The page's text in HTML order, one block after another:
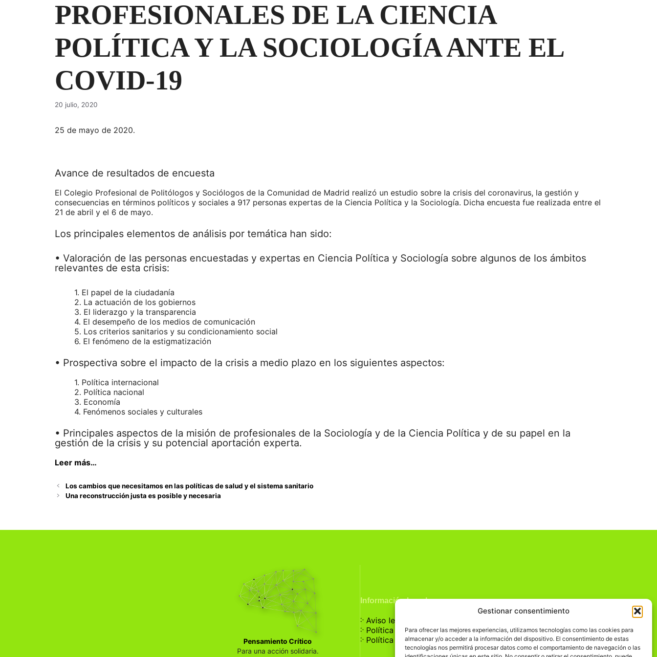
Gestionar consentimiento
Para ofrecer las mejores experiencias, utilizamos tecnologías como las cookies para
almacenar y/o acceder a la información del dispositivo. El consentimiento de estas
tecnologías nos permitirá procesar datos como el comportamiento de navegación o las
PROFESIONALES DE LA CIENCIA
POLÍTICA Y LA SOCIOLOGÍA ANTE EL
COVID-19
20 julio, 2020
25 de mayo de 2020.
Avance de resultados de encuesta
El Colegio Profesional de Politólogos y Sociólogos de la Comunidad de Madrid realizó un estudio sobre la crisis del coronavirus, la gestión y
consecuencias en términos políticos y sociales a 917 personas expertas de la Ciencia Política y la Sociología. Dicha encuesta fue realizada entre el
21 de abril y el 6 de mayo.
Los principales elementos de análisis por temática han sido:
• Valoración de las personas encuestadas y expertas en Ciencia Política y Sociología sobre algunos de los ámbitos
relevantes de esta crisis:
1. El papel de la ciudadanía
2. La actuación de los gobiernos
3. El liderazgo y la transparencia
4. El desempeño de los medios de comunicación
5. Los criterios sanitarios y su condicionamiento social
6. El fenómeno de la estigmatización
• Prospectiva sobre el impacto de la crisis a medio plazo en los siguientes aspectos:
1. Política internacional
2. Política nacional
3. Economía
4. Fenómenos sociales y culturales
• Principales aspectos de la misión de profesionales de la Sociología y de la Ciencia Política y de su papel en la
gestión de la crisis y su potencial aportación experta.
Leer más…
Los cambios que necesitamos en las políticas de salud y el sistema sanitario
Una reconstrucción justa es posible y necesaria
Pensamiento Crítico
Para una acción solidaria.
Información Legal
჻Aviso legal
჻Política de privacidad
჻Política de cookies